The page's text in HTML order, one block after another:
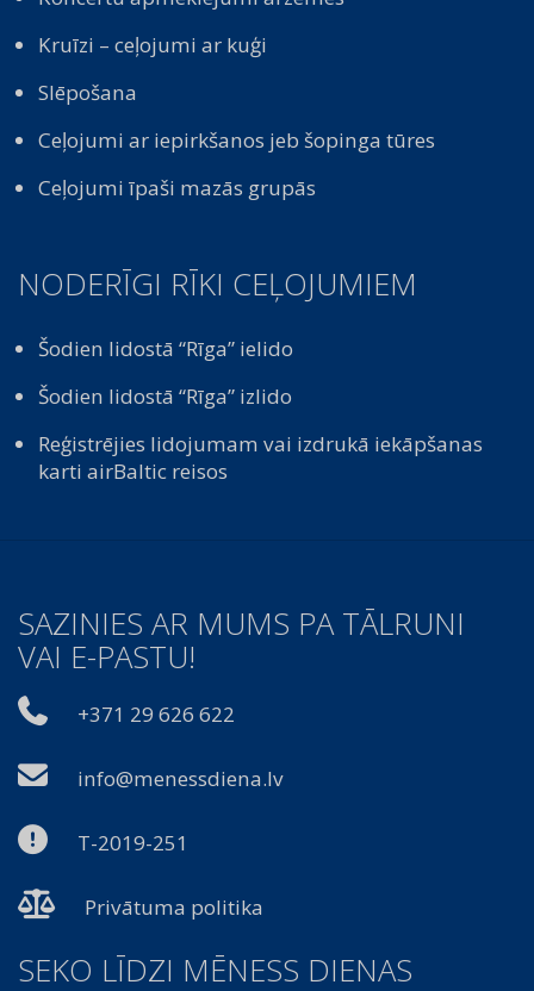
Kruīzi – ceļojumi ar kuģi
Slēpošana
Ceļojumi ar iepirkšanos jeb šopinga tūres
Ceļojumi īpaši mazās grupās
NODERĪGI RĪKI CEĻOJUMIEM
Šodien lidostā “Rīga” ielido
Šodien lidostā “Rīga” izlido
Reģistrējies lidojumam vai izdrukā iekāpšanas
karti airBaltic reisos
SAZINIES AR MUMS PA TĀLRUNI
VAI E-PASTU!
+371 29 626 622
info@menessdiena.lv
T-2019-251
Privātuma politika
SEKO LĪDZI MĒNESS DIENAS